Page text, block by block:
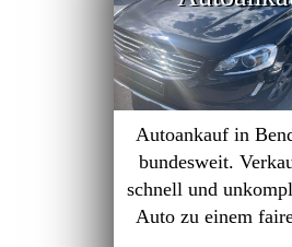
Autoankauf in
bundesweit.
schnell und
Auto zu einem